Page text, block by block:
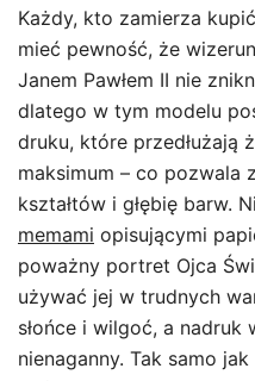
Każdy, kto zamierza kupić
mieć pewność, że
Janem Pawłem II nie
dlatego w tym modelu
druku, które przedłużają
maksimum – co pozwala
kształtów i głębię barw.
memami opisującymi
poważny portret Ojca
używać jej w trudnych
słońce i wilgoć, a nadruk
nienaganny. Tak samo